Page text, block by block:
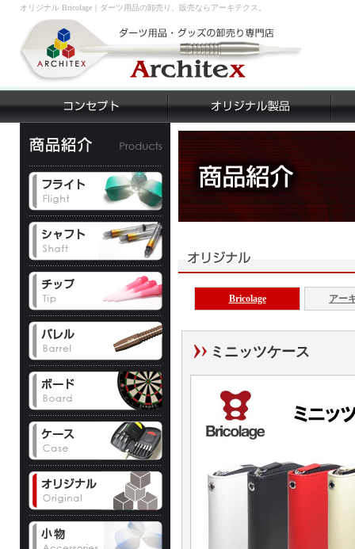
オリジナル Bricolage｜ダーツ用品の卸売り、販売ならアーキテクス。
Bricolage アー
ミニッツケース